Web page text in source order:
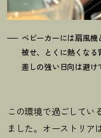
ベビーカーには扇風
被せ、とくに熱くなる
差しの強い日向は避け
この環境で過ごしてい
ました。オーストリア